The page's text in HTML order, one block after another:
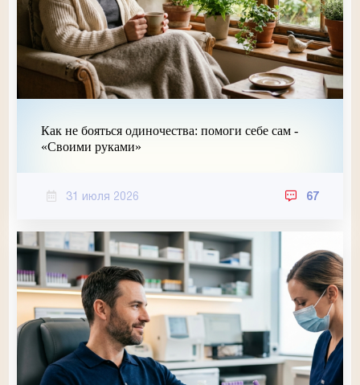
Как не бояться одиночества: помоги себе сам -
«Своими руками»
31 июля 2026 67